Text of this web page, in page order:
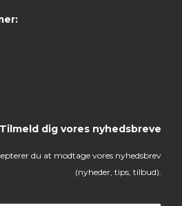
Tilmeld dig vores nyhedsbreve
du at modtage vores nyhedsbrev
(nyheder, tips, tilbud).